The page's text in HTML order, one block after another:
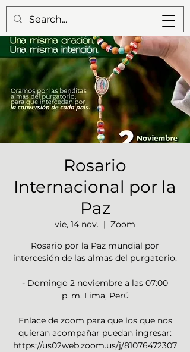
Rosario
Internacional por la
Paz
vie, 14 nov.
  |
Zoom
Rosario por la Paz mundial por
intercesión de las almas del purgatorio.
- Domingo 2 noviembre a las 07:00
p. m. Lima, Perú
Enlace de zoom para que los que nos
quieran acompañar puedan ingresar:
https://us02web.zoom.us/j/81076472307